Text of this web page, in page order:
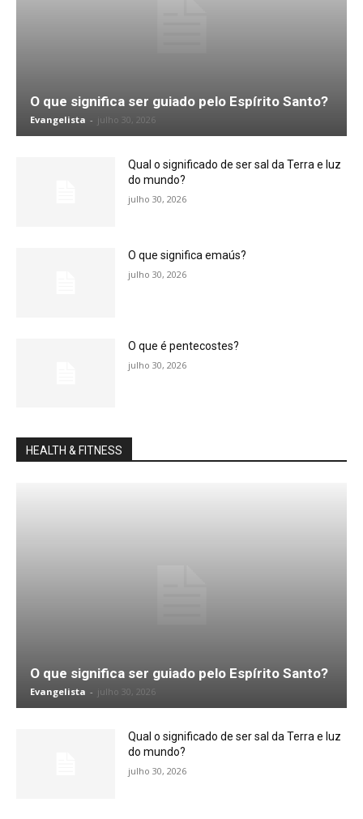
O que significa ser guiado pelo Espírito Santo?
Evangelista - julho 30, 2026
Qual o significado de ser sal da Terra e luz
do mundo?
julho 30, 2026
O que significa emaús?
julho 30, 2026
O que é pentecostes?
julho 30, 2026
HEALTH & FITNESS
O que significa ser guiado pelo Espírito Santo?
Evangelista - julho 30, 2026
Qual o significado de ser sal da Terra e luz
do mundo?
julho 30, 2026